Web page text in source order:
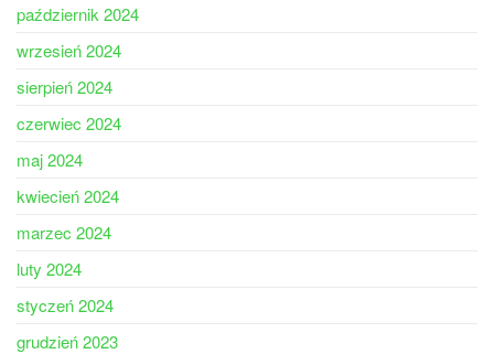
październik 2024
wrzesień 2024
sierpień 2024
czerwiec 2024
maj 2024
kwiecień 2024
marzec 2024
luty 2024
styczeń 2024
grudzień 2023